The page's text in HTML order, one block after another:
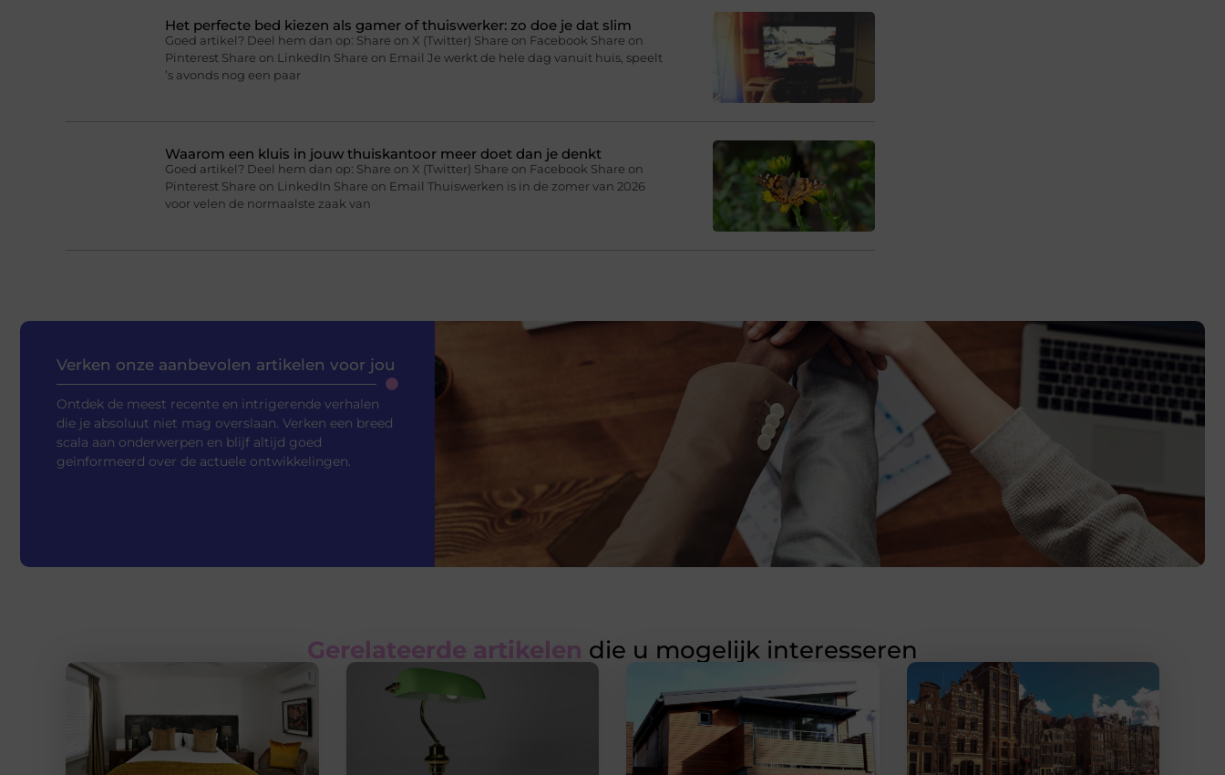
Het perfecte bed kiezen als gamer of thuiswerker: zo doe je dat slim
Goed artikel? Deel hem dan op: Share on X (Twitter) Share on Facebook Share on
Pinterest Share on LinkedIn Share on Email Je werkt de hele dag vanuit huis, speelt
’s avonds nog een paar
Waarom een kluis in jouw thuiskantoor meer doet dan je denkt
Goed artikel? Deel hem dan op: Share on X (Twitter) Share on Facebook Share on
Pinterest Share on LinkedIn Share on Email Thuiswerken is in de zomer van 2026
voor velen de normaalste zaak van
Verken onze aanbevolen artikelen voor jou
Ontdek de meest recente en intrigerende verhalen
die je absoluut niet mag overslaan. Verken een breed
scala aan onderwerpen en blijf altijd goed
geïnformeerd over de actuele ontwikkelingen.
Gerelateerde artikelen die u mogelijk interesseren